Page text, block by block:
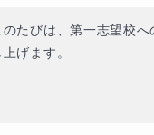
熟知している人なの
が優れた国語や社
人間社会学部
コア：850点以上（
生活がお嬢様にとって
。
のたびは、第一志望校
上げます。
嬢様が日々の授業や課